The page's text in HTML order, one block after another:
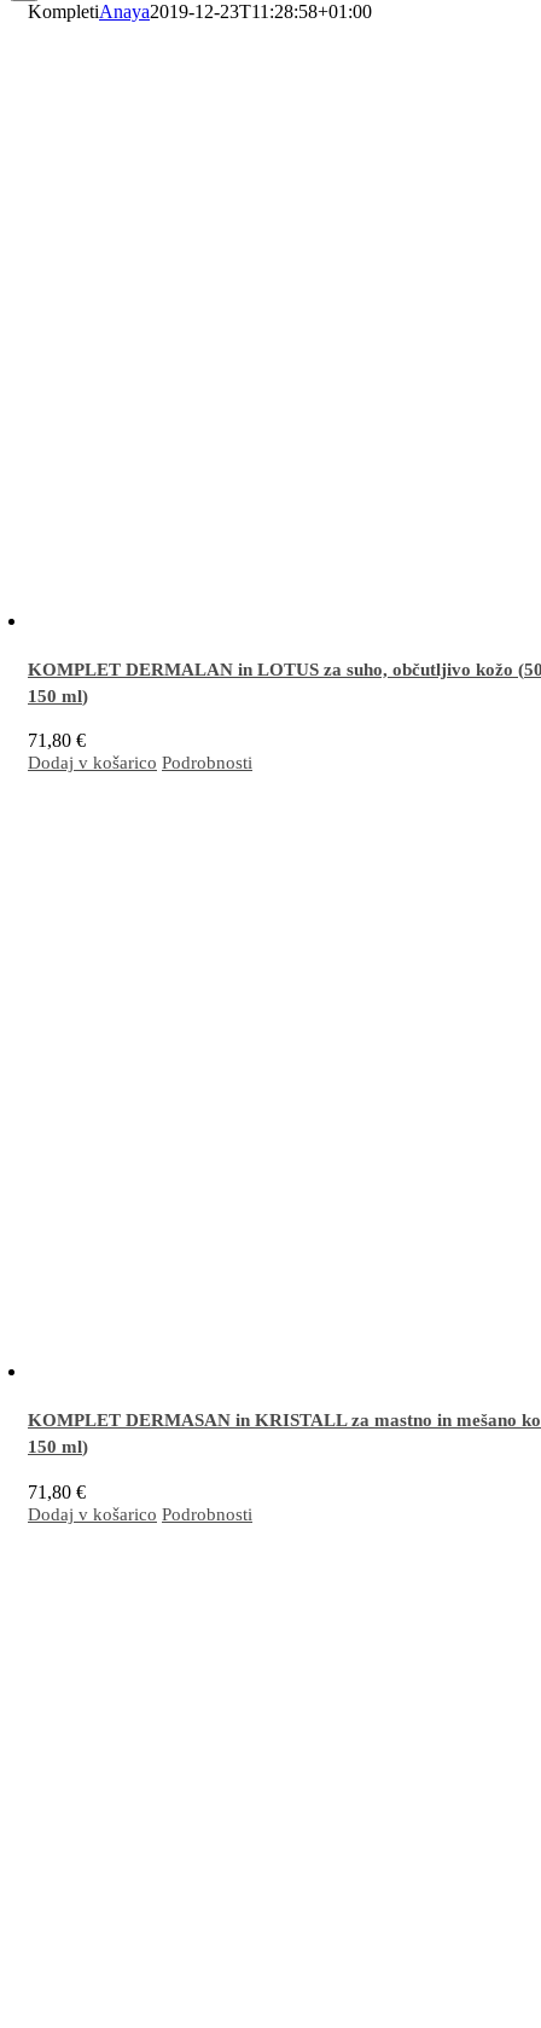
KompletiAnaya2019-12-23T11:28:58+01:00
KOMPLET DERMALAN in LOTUS za suho, občutljivo kožo (
150 ml)
71,80 €
Dodaj v košarico Podrobnosti
KOMPLET DERMASAN in KRISTALL za mastno in mešano
150 ml)
71,80 €
Odlična kombinacija za nego občutljive, mastne/mešane kože nagnjene k vnetju in
Dodaj v košarico Podrobnosti